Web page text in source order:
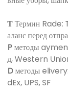
ТТермин Rade:
аланс перед
Pметоды
д, Western
Dметоды elivery:
dEx, UPS, SF